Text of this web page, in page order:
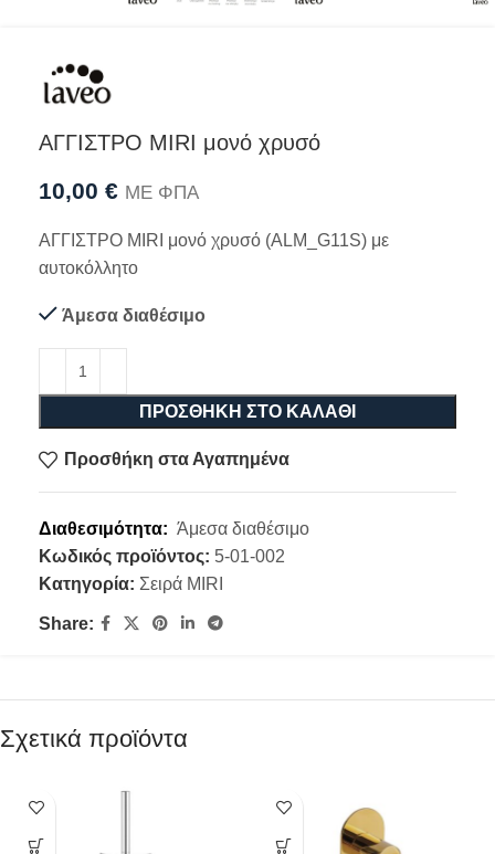
ΑΓΓΙΣΤΡΟ MIRI μονό χρυσό
10,00 € ΜΕ ΦΠΑ
ΑΓΓΙΣΤΡΟ MIRI μονό χρυσό (ALM_G11S) με
αυτοκόλλητο
Άμεσα διαθέσιμο
ΠΡΟΣΘΉΚΗ ΣΤΟ ΚΑΛΆΘΙ
Προσθήκη στα Αγαπημένα
Διαθεσιμότητα: Άμεσα διαθέσιμο
Κωδικός προϊόντος: 5-01-002
Κατηγορία: Σειρά MIRI
Share:
Σχετικά προϊόντα